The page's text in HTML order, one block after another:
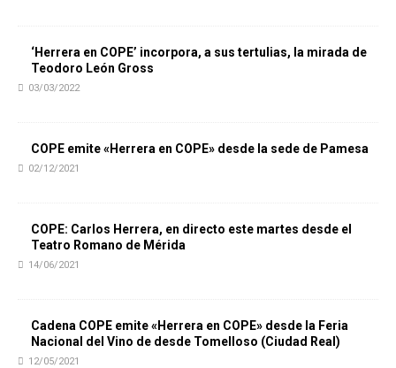
‘Herrera en COPE’ incorpora, a sus tertulias, la mirada de
Teodoro León Gross
03/03/2022
COPE emite «Herrera en COPE» desde la sede de Pamesa
02/12/2021
COPE: Carlos Herrera, en directo este martes desde el
Teatro Romano de Mérida
14/06/2021
Cadena COPE emite «Herrera en COPE» desde la Feria
Nacional del Vino de desde Tomelloso (Ciudad Real)
12/05/2021